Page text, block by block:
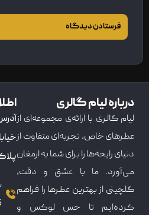
درباره لیام گالری
لیام گالری با ارائه‌ی مجموعه‌ای از
عطرهای خاص، تجربه‌ای متفاوت از
دنیای رایحه‌ها را برای شما به ارمغان
می‌آورد. ما با عشق و دقت،
گلچینی از بهترین عطرها را فراهم
کرده‌ایم تا حس لوکس و
پلاک 125